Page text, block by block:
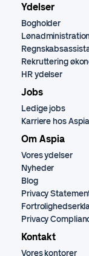
Ydelser
Bogholder
Rekruttering
HR ydelser
Jobs
Ledige jobs
Karriere hos Aspia
Om Aspia
Vores ydelser
Nyheder
Blog
Privacy
Privacy
Kontakt
Vores kontorer